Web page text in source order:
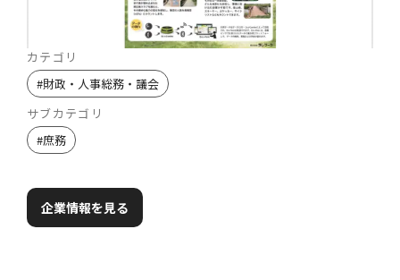
カテゴリ
#財政・人事総務・議会
サブカテゴリ
#庶務
企業情報を見る